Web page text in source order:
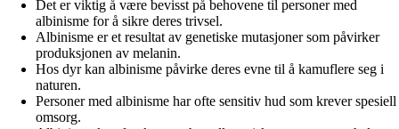
Det er viktig å være bevisst på behovene til personer med
albinisme for å sikre deres trivsel.
Albinisme er et resultat av genetiske mutasjoner som påvirker
produksjonen av melanin.
Hos dyr kan albinisme påvirke deres evne til å kamuflere seg i
naturen.
Personer med albinisme har ofte sensitiv hud som krever spesiell
omsorg.